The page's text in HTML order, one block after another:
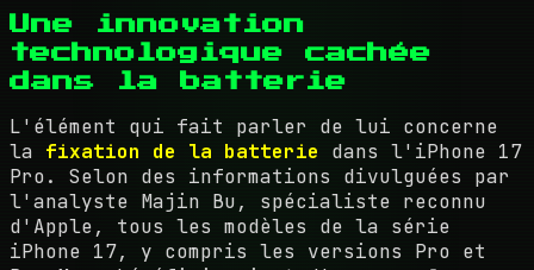
Une innovation
technologique cachée
dans la batterie
L'élément qui fait parler de lui concerne
la fixation de la batterie dans l'iPhone 17
Pro. Selon des informations divulguées par
l'analyste Majin Bu, spécialiste reconnu
d'Apple, tous les modèles de la série
iPhone 17, y compris les versions Pro et